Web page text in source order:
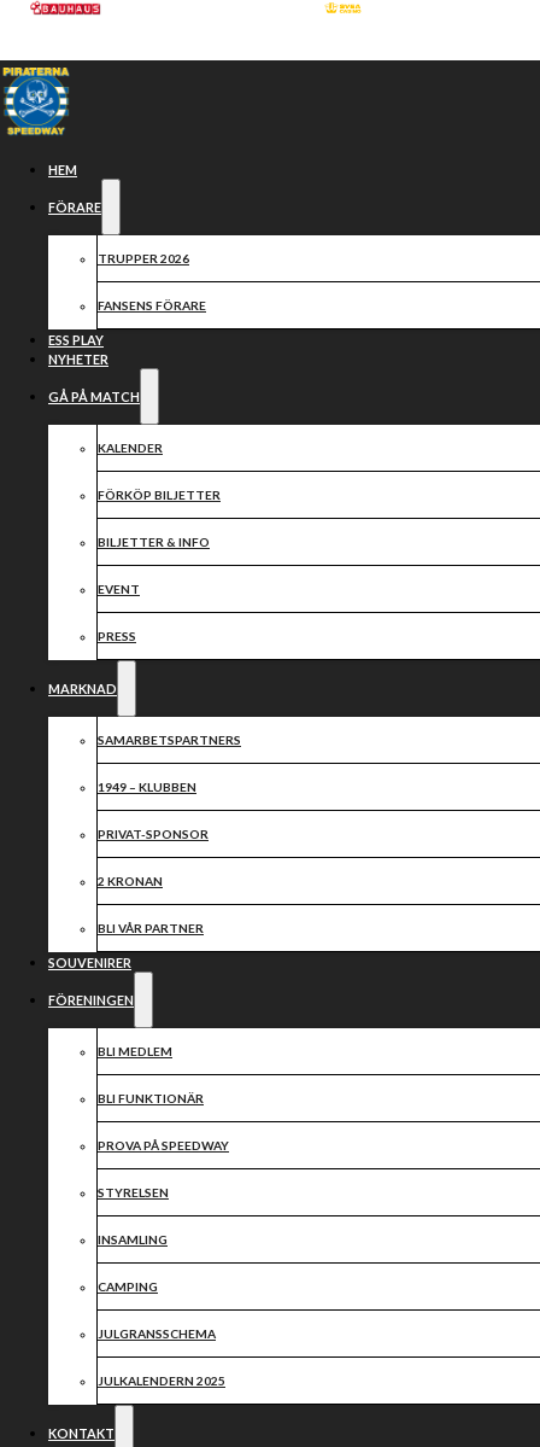
Hoppa till huvudinnehåll
HEM
FÖRARE
TRUPPER 2026
FANSENS FÖRARE
ESS PLAY
NYHETER
GÅ PÅ MATCH
KALENDER
FÖRKÖP BILJETTER
BILJETTER & INFO
EVENT
PRESS
MARKNAD
SAMARBETSPARTNERS
1949 – KLUBBEN
PRIVAT-SPONSOR
2 KRONAN
BLI VÅR PARTNER
SOUVENIRER
FÖRENINGEN
BLI MEDLEM
BLI FUNKTIONÄR
PROVA PÅ SPEEDWAY
STYRELSEN
INSAMLING
CAMPING
JULGRANSSCHEMA
JULKALENDERN 2025
KONTAKT
2025
Vi ser tacksamt fram emot ett fortsatt samarbete med
TOMMY FREDRIKSSONS EL
Dela nyheten: